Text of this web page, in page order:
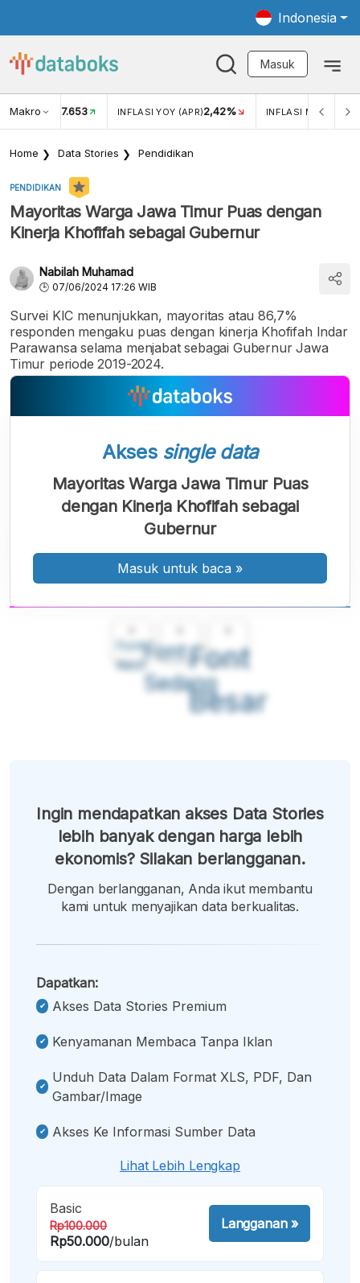
Indonesia
Masuk
Makro
USD/IDR 17.653 INFLASI YOY (APR)2,42% INFLASI MOM (APR)
Home Data Stories Pendidikan
PENDIDIKAN
Mayoritas Warga Jawa Timur Puas dengan
Kinerja Khofifah sebagai Gubernur
Nabilah Muhamad
07/06/2024 17:26 WIB
Survei KIC menunjukkan, mayoritas atau 86,7%
responden mengaku puas dengan kinerja Khofifah Indar
Parawansa selama menjabat sebagai Gubernur Jawa
Timur periode 2019-2024.
Font
Kecil
Font
Sedang
Font
Besar
Akses single data
Mayoritas Warga Jawa Timur Puas
dengan Kinerja Khofifah sebagai
Gubernur
Masuk untuk baca »
Ingin mendapatkan akses Data Stories
lebih banyak dengan harga lebih
ekonomis? Silakan berlangganan.
Dengan berlangganan, Anda ikut membantu
kami untuk menyajikan data berkualitas.
Dapatkan:
Akses Data Stories Premium
Kenyamanan Membaca Tanpa Iklan
Unduh Data Dalam Format XLS, PDF, Dan
Gambar/image
Akses Ke Informasi Sumber Data
Lihat Lebih Lengkap
Basic
Rp100.000
Rp50.000/bulan
Langganan»